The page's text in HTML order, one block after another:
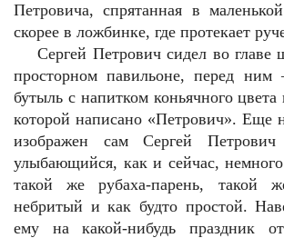
Петровича, спрятанная в
скорее в ложбинке, где протекает
Сергей Петрович сидел во главе
просторном павильоне, перед ним
бутыль с напитком коньячного цвета
которой написано «Петрович». Еще
изображен сам Сергей
улыбающийся, как и сейчас,
такой же рубаха-парень, такой
небритый и как будто простой.
ему на какой-нибудь праздник